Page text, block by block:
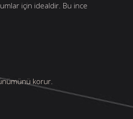
için idealdir. Bu ince
korur.